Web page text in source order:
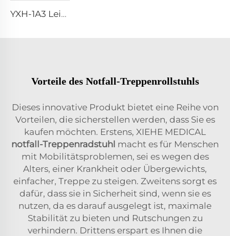
YXH-1A3 Leichtgewichtiger Faltbarer Notfalltrage für Patienten
Vorteile des Notfall-Treppenrollstuhls
Dieses innovative Produkt bietet eine Reihe von
Vorteilen, die sicherstellen werden, dass Sie es
kaufen möchten. Erstens, XIEHE MEDICAL
notfall-Treppenradstuhl macht es für Menschen
mit Mobilitätsproblemen, sei es wegen des
Alters, einer Krankheit oder Übergewichts,
einfacher, Treppe zu steigen. Zweitens sorgt es
dafür, dass sie in Sicherheit sind, wenn sie es
nutzen, da es darauf ausgelegt ist, maximale
Stabilität zu bieten und Rutschungen zu
verhindern. Drittens erspart es Ihnen die